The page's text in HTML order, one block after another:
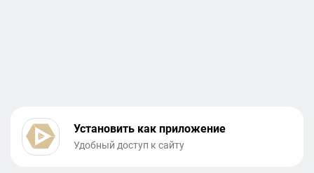
Установить как приложение
Удобный доступ к сайту